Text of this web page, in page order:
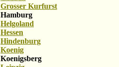
Grosser Kurfurst
Hamburg
Helgoland
Hessen
Hindenburg
Koenig
Koenigsberg